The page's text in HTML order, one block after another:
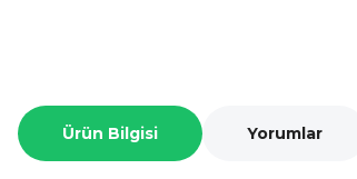
Ürün Bilgisi Yorumlar